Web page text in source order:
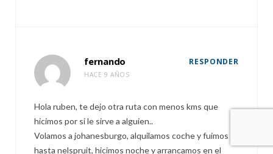
fernando
HACE 9 AÑOS
RESPONDER
Hola ruben, te dejo otra ruta con menos kms que
hicimos por si le sirve a alguien..
Volamos a johanesburgo, alquilamos coche y fuimos
hasta nelspruit, hicimos noche y arrancamos en el